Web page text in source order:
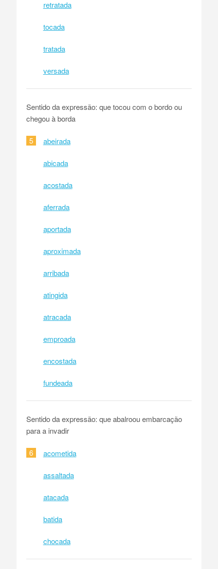
retratada
tocada
tratada
versada
Sentido da expressão: que tocou com o bordo ou
chegou à borda
5 abeirada
abicada
acostada
aferrada
aportada
aproximada
arribada
atingida
atracada
emproada
encostada
fundeada
Sentido da expressão: que abalroou embarcação
para a invadir
6 acometida
assaltada
atacada
batida
chocada